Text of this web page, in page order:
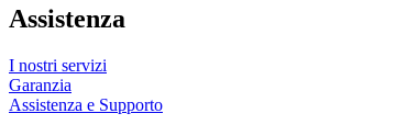
Assistenza
I nostri servizi
Garanzia
Assistenza e Supporto